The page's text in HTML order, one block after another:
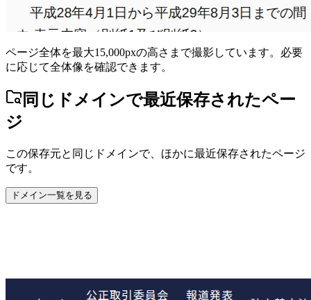
ページ全体を最大15,000pxの高さまで撮影しています。必要
に応じて全体像を確認できます。
同じドメインで最近保存されたペー
ジ
この保存元と同じドメインで、ほかに最近保存されたページ
です。
ドメイン一覧を見る